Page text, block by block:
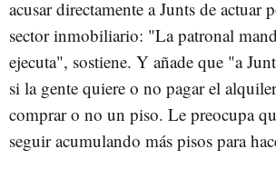
acusar directamente a Junts de actuar
sector inmobiliario: "La patronal
ejecuta", sostiene. Y añade que "a
si la gente quiere o no pagar el
comprar o no un piso. Le preocupa
seguir acumulando más pisos para